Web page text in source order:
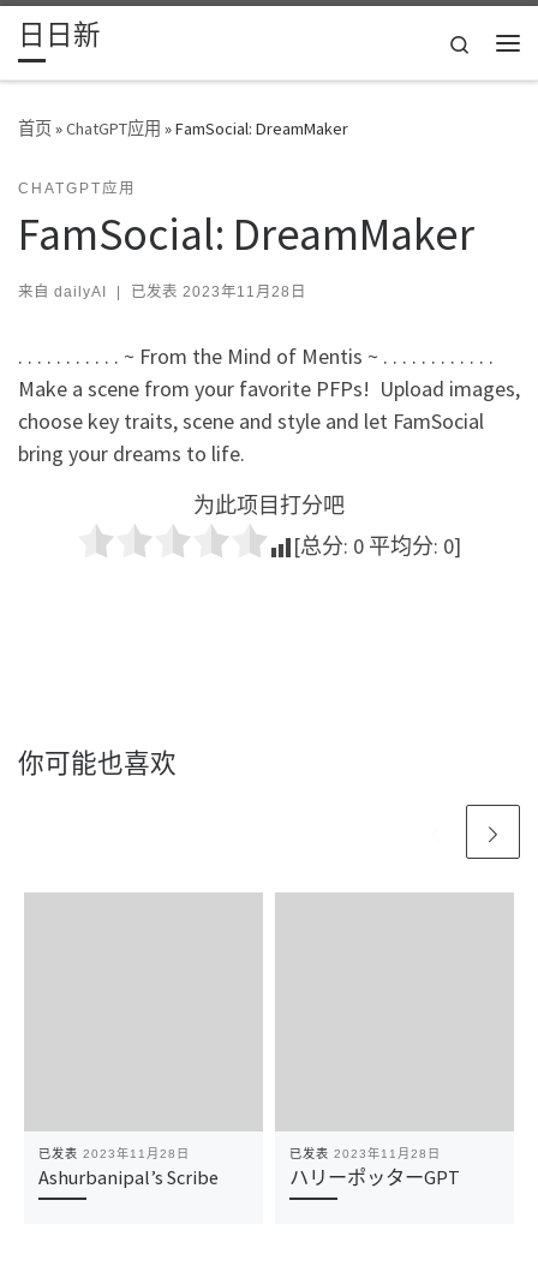
Skip to content
日日新
Search
首页»ChatGPT应用 »FamSocial: DreamMaker
CHATGPT应用
FamSocial: DreamMaker
来自 dailyAI | 已发表 2023年11月28日
. . . . . . . . . . . ~ From the Mind of Mentis ~ . . . . . . . . . . . .
Make a scene from your favorite PFPs! ️ Upload images,
choose key traits, scene and style and let FamSocial
bring your dreams to life.
为此项目打分吧
[总分: 0 平均分: 0]
你可能也喜欢
已发表 2023年11月28日
Ashurbanipal’s Scribe
已发表 2023年11月28日
ハリーポッターGPT